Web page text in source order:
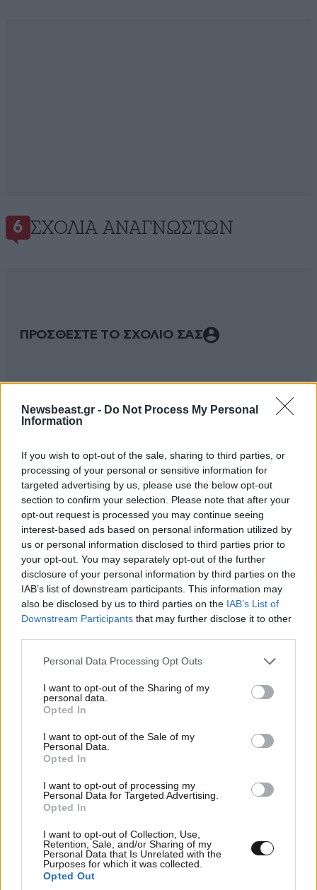
Newsbeast.gr - Do Not Process My Personal
Information
If you wish to opt-out of the sale, sharing to third parties, or
processing of your personal or sensitive information for
targeted advertising by us, please use the below opt-out
section to confirm your selection. Please note that after your
opt-out request is processed you may continue seeing
interest-based ads based on personal information utilized by
us or personal information disclosed to third parties prior to
your opt-out. You may separately opt-out of the further
disclosure of your personal information by third parties on the
IAB’s list of downstream participants. This information may
also be disclosed by us to third parties on the IAB’s List of
Downstream Participants that may further disclose it to other
Please note that this website/app uses one or more Google
not limited to your visit or usage behaviour. You may click to
grant or deny consent to Google and its third-party tags to
use your data for below specified purposes in below Google
consent section.
Personal Data Processing Opt Outs
I want to opt-out of the Sharing of my
personal data.
Opted In
I want to opt-out of the Sale of my
Personal Data.
Opted In
I want to opt-out of processing my
Personal Data for Targeted Advertising.
Opted In
I want to opt-out of Collection, Use,
Retention, Sale, and/or Sharing of my
Personal Data that Is Unrelated with the
Purposes for which it was collected.
Opted Out
6 ΣΧΌΛΙΑ ΑΝΑΓΝΩΣΤΏΝ
ΠΡΟΣΘΕΣΤΕ ΤΟ ΣΧΟΛΙΟ ΣΑΣ
Xαρακτήρες: 0/1000
Διαβάστε και ακολουθήστε τους κανόνες σχολιασμού
ΠΡΟΣΘΗΚΗ
Εινει το παιδι 04·02·2025 22:02
Κουτσομπόλες
Απαντήστε